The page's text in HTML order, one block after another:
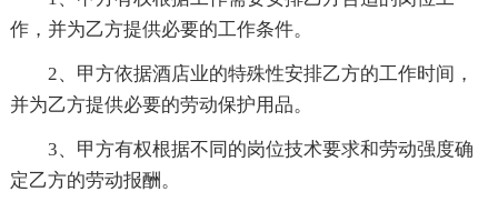
作，并为乙方提供必要的工作条件。
2、甲方依据酒店业的特殊性安排乙方的工作时间，
并为乙方提供必要的劳动保护用品。
3、甲方有权根据不同的岗位技术要求和劳动强度确
定乙方的劳动报酬。